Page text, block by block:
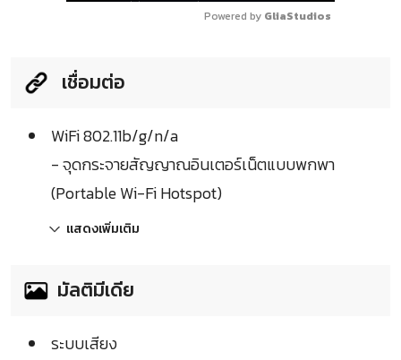
Powered by GliaStudios
เชื่อมต่อ
WiFi 802.11b/g/n/a
- จุดกระจายสัญญาณอินเตอร์เน็ตแบบพกพา
(Portable Wi-Fi Hotspot)
แสดงเพิ่มเติม
มัลติมีเดีย
ระบบเสียง